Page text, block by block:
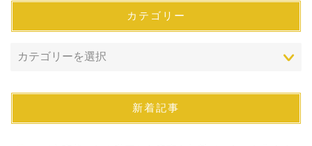
カテゴリー
新着記事